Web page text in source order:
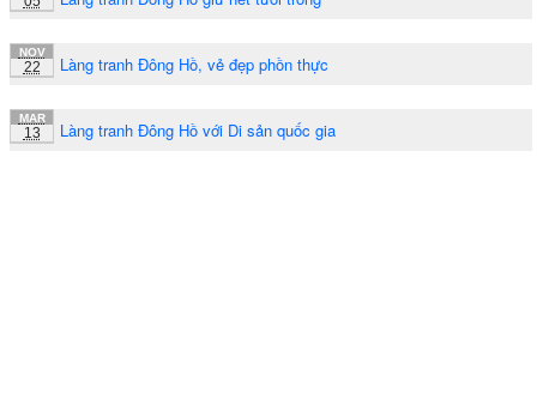
NOV
22 Làng tranh Đông Hồ, vẻ đẹp phồn thực
MAR
13 Làng tranh Đông Hồ với Di sản quốc gia